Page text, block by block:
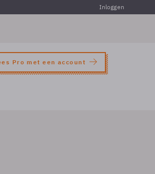
Inloggen
Pro met een account